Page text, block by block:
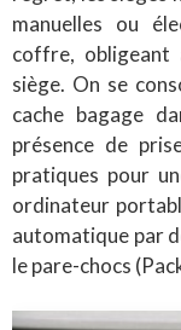
manuelles ou
coffre, obligeant
siège. On se
cache bagage
présence de
pratiques pour
ordinateur
automatique par
le pare-chocs